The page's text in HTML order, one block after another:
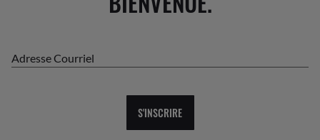
Adresse Courriel
S'INSCRIRE